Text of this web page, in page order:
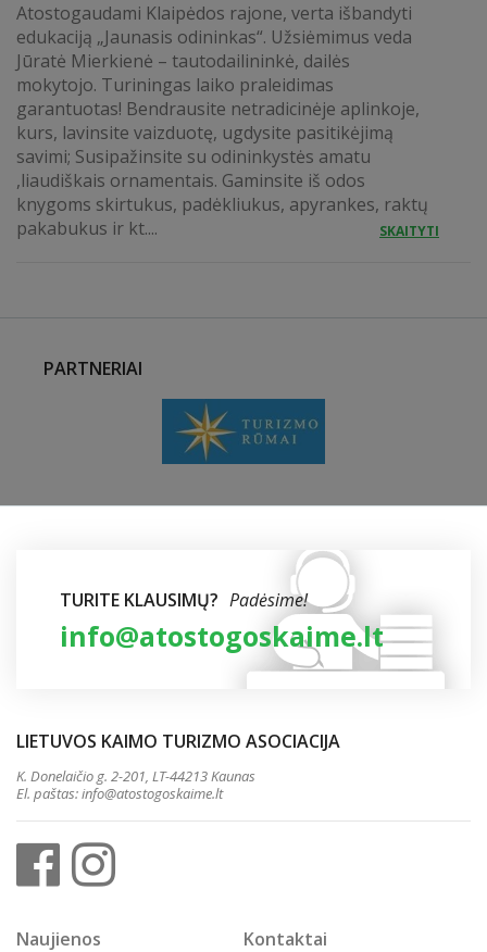
Atostogaudami Klaipėdos rajone, verta išbandyti
edukaciją „Jaunasis odininkas“. Užsiėmimus veda
Jūratė Mierkienė – tautodailininkė, dailės
mokytojo. Turiningas laiko praleidimas
garantuotas! Bendrausite netradicinėje aplinkoje,
kurs, lavinsite vaizduotę, ugdysite pasitikėjimą
savimi; Susipažinsite su odininkystės amatu
,liaudiškais ornamentais. Gaminsite iš odos
knygoms skirtukus, padėkliukus, apyrankes, raktų
pakabukus ir kt....
SKAITYTI
PARTNERIAI
TURITE KLAUSIMŲ? Padėsime!
info@atostogoskaime.lt
LIETUVOS KAIMO TURIZMO ASOCIACIJA
K. Donelaičio g. 2-201, LT-44213 Kaunas
El. paštas:info@atostogoskaime.lt
Naujienos Kontaktai